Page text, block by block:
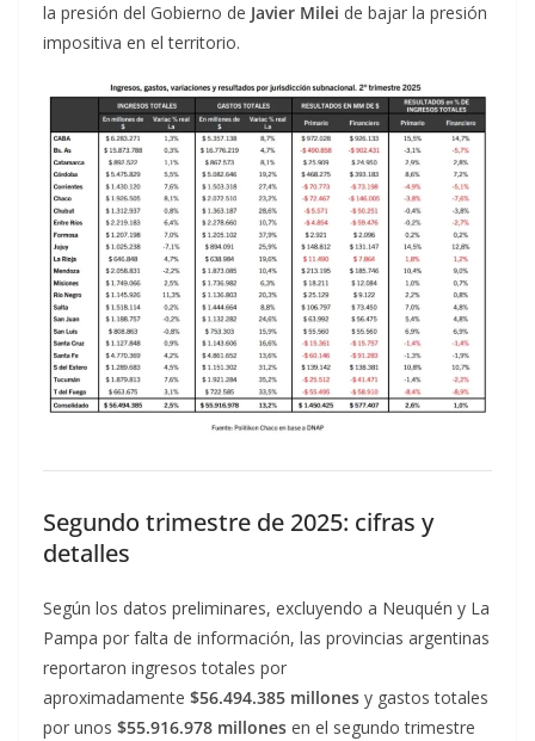
la presión del Gobierno de Javier Milei de bajar la presión
impositiva en el territorio.
Segundo trimestre de 2025: cifras y
detalles
Según los datos preliminares, excluyendo a Neuquén y La
Pampa por falta de información, las provincias argentinas
reportaron ingresos totales por
aproximadamente $56.494.385 millones y gastos totales
por unos $55.916.978 millones en el segundo trimestre